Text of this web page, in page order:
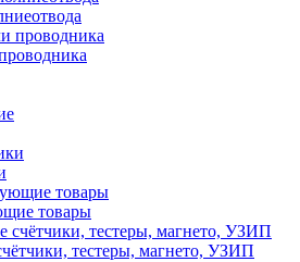
товары
тестеры, магнето, УЗИП